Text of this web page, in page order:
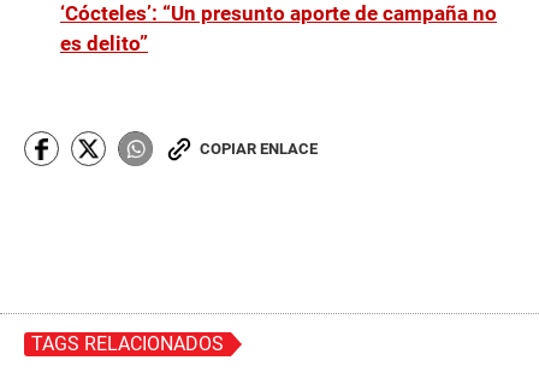
‘Cócteles’: “Un presunto aporte de campaña no
es delito”
COPIAR ENLACE
TAGS RELACIONADOS